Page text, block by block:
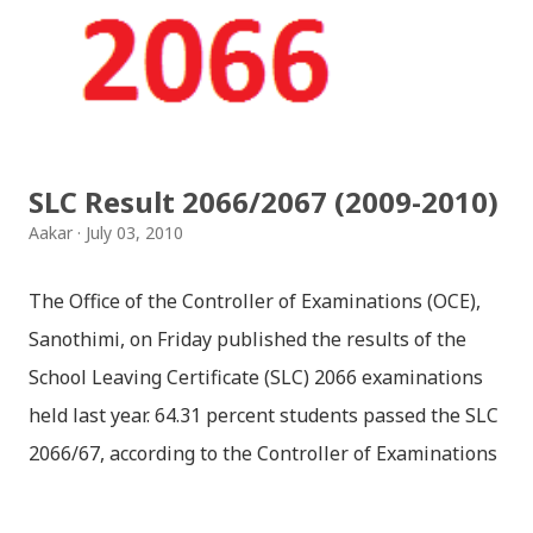
SLC Result 2066/2067 (2009-2010)
Aakar July 03, 2010
The Office of the Controller of Examinations (OCE),
Sanothimi, on Friday published the results of the
School Leaving Certificate (SLC) 2066 examinations
held last year. 64.31 percent students passed the SLC
2066/67, according to the Controller of Examinations